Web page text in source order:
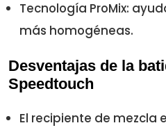
Tecnología ProMix:
más homogéneas.
Desventajas de la
Speedtouch
El recipiente de mezcla